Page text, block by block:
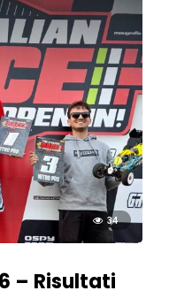
34
– Risultati